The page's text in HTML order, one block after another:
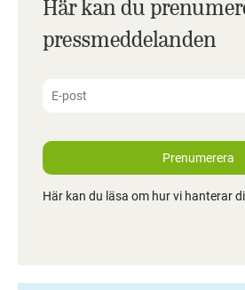
Här kan du
pressmeddelanden
Prenumerera
Här kan du läsa om hur vi hanterar